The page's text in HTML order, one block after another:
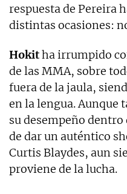
respuesta de Pereira
distintas ocasiones:
Hokitha irrumpido
de las MMA, sobre
fuera de la jaula,
en la lengua. Aunque
su desempeño
de dar un auténtico
Curtis Blaydes, aun
proviene de la lucha.